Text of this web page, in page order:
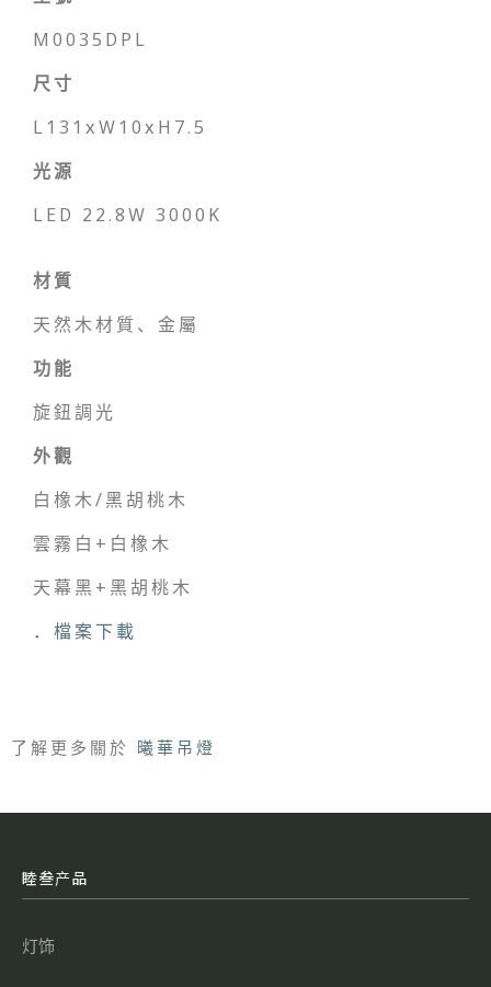
M0035DPL
尺寸
L131xW10xH7.5
光源
LED 22.8W 3000K
材質
天然木材質、金屬
功能
旋鈕調光
外觀
白橡木/黑胡桃木
雲霧白+白橡木
天幕黑+黑胡桃木
．檔案下載
了解更多關於 曦華吊燈
睦叁产品
灯饰